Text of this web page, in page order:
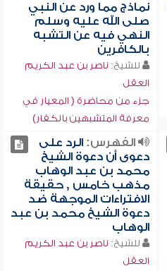
نماذج مما ورد عن النبي
صلى الله عليه وسلم
النهي فيه عن التشبه
بالكافرين
للشيخ: ناصر بن عبد الكريم
العقل
جزء من محاضرة ( المعيار في
معرفة المتشبهين بالكفار)
الفهرس:الرد على
دعوى أن دعوة الشيخ
محمد بن عبد الوهاب
مذهب خامس , حقيقة
الافتراءات الموجهة ضد
دعوة الشيخ محمد بن عبد
الوهاب
للشيخ: ناصر بن عبد الكريم
العقل